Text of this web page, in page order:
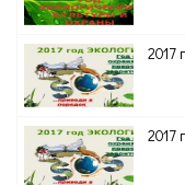
2017
2017